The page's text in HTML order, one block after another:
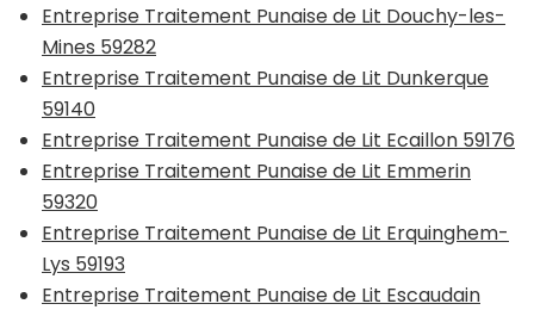
Entreprise Traitement Punaise de Lit Douchy-les-
Mines 59282
Entreprise Traitement Punaise de Lit Dunkerque
59140
Entreprise Traitement Punaise de Lit Ecaillon 59176
Entreprise Traitement Punaise de Lit Emmerin
59320
Entreprise Traitement Punaise de Lit Erquinghem-
Lys 59193
Entreprise Traitement Punaise de Lit Escaudain